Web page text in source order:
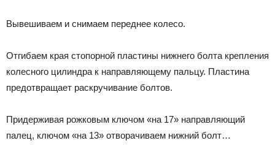
Вывешиваем и снимаем переднее колесо.
Отгибаем края стопорной пластины нижнего болта крепления
колесного цилиндра к направляющему пальцу. Пластина
предотвращает раскручивание болтов.
Придерживая рожковым ключом «на 17» направляющий
палец, ключом «на 13» отворачиваем нижний болт…